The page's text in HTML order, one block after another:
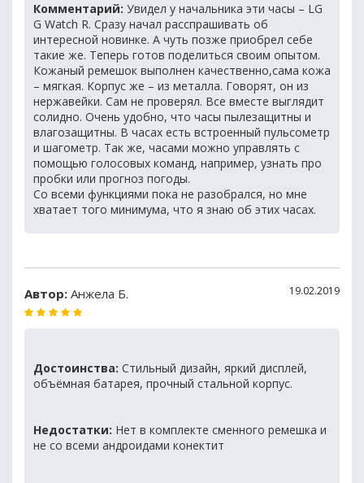
Комментарий: Увидел у начальника эти часы – LG
G Watch R. Сразу начал расспрашивать об
интересной новинке. А чуть позже приобрел себе
такие же. Теперь готов поделиться своим опытом.
Кожаный ремешок выполнен качественно,сама кожа
– мягкая. Корпус же – из металла. Говорят, он из
нержавейки. Сам не проверял. Все вместе выглядит
солидно. Очень удобно, что часы пылезащитны и
влагозащитны. В часах есть встроенный пульсометр
и шагометр. Так же, часами можно управлять с
помощью голосовых команд, например, узнать про
пробки или прогноз погоды.
Со всеми функциями пока не разобрался, но мне
хватает того минимума, что я знаю об этих часах.
Автор: Анжела Б. 19.02.2019
Достоинства: Стильный дизайн, яркий дисплей,
объёмная батарея, прочный стальной корпус.
Недостатки: Нет в комплекте сменного ремешка и
не со всеми андроидами конектит